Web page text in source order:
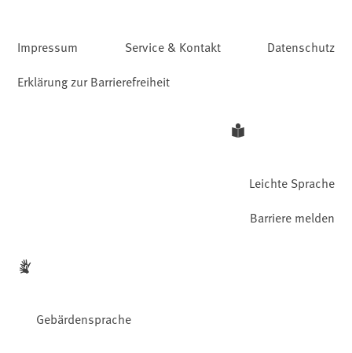
Impressum Service & Kontakt
Datenschutz
Erklärung zur Barrierefreiheit
Leichte Sprache
Gebärdensprache
Barriere melden